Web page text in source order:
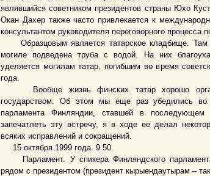
являвшийся советником президентов страны Юхо
Окан Дахер также часто привлекается к
консультантом руководителя переговорного процесса
Образцовым является татарское кладбище. Там
могиле подведена труба с водой. На них
уделяется могилам татар, погибшим во время
года.
Вообще жизнь финских татар хорошо
государством. Об этом мы еще раз убедились во
парламента Финляндии, ставшей в последующем
запечатлеть эту встречу, я в ходе ее делал
всяких исправлений и сокращений.
15 октября 1999 года. 9.50.
Парламент. У спикера Финляндского
рядом с президентом (президент кырыендаутырам –